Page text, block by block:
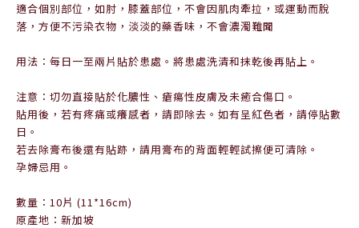
適合個別部位，如肘，膝蓋部位， 不會因肌肉牽拉，或運動而脫
落， 方便不污染衣物， 淡淡的藥香味，不會濃濁難聞
用法：每日一至兩片貼於患處。將患處洗清和抹乾後再貼上。
注意： 切勿直接貼於化膿性、瘡瘍性皮膚及未癒合傷口。
貼用後，若有疼痛或癢感者，請即除去。如有呈紅色者，請停貼數
日。
若去除膏布後還有貼跡，請用膏布的背面輕輕試擦便可清除。
孕婦忌用。
數量：10片 (11*16cm)
原產地：新加坡